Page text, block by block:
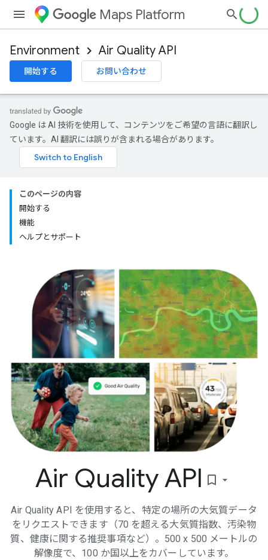
Maps Platform
Environment Air Quality API
開始する お問い合わせ
Google は AI 技術を使用して、コンテンツをご希望の言語に翻訳し
ています。AI 翻訳には誤りが含まれる場合があります。
このページの内容
開始する
機能
ヘルプとサポート
Air Quality API bookmark_border
Air Quality API を使用すると、特定の場所の大気質データ
をリクエストできます（70 を超える大気質指数、汚染物
質、健康に関する推奨事項など）。500 x 500 メートルの
解像度で、100 か国以上をカバーしています。